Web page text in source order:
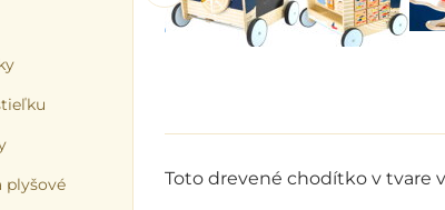
Toto drevené chodítko v tvare
plyšové